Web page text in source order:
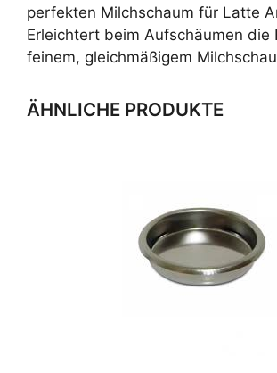
perfekten Milchschaum für Latte
Erleichtert beim Aufschäumen die
feinem, gleichmäßigem
ÄHNLICHE PRODUKTE